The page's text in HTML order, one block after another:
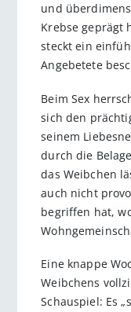
und
Krebse geprägt
steckt ein
Angebetete
Beim Sex
sich den
seinem
durch die
das Weibchen
auch nicht
begriffen hat,
Eine knappe
Weibchens
Schauspiel: Es